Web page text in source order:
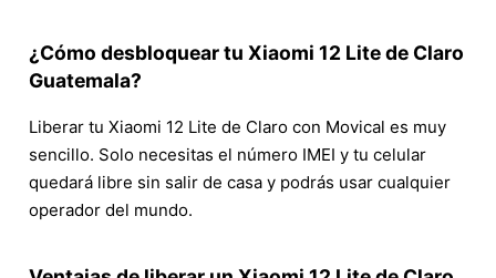
¿Cómo desbloquear tu Xiaomi 12 Lite de Claro
Guatemala?
Liberar tu Xiaomi 12 Lite de Claro con Movical es muy
sencillo. Solo necesitas el número IMEI y tu celular
quedará libre sin salir de casa y podrás usar cualquier
operador del mundo.